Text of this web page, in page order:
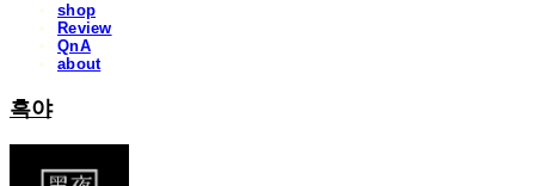
shop
Review
QnA
about
흑야